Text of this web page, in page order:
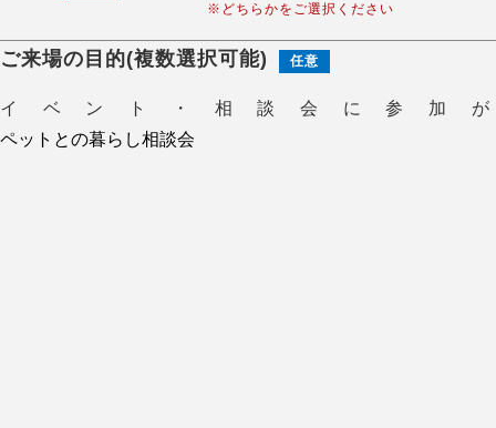
※どちらかをご選択ください
ご来場の目的(複数選択可能) 任意
イベント・相談会に参加